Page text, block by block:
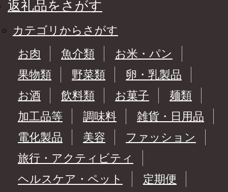
返礼品をさがす
カテゴリからさがす
お肉
魚介類
お米・パン
果物類
野菜類
卵・乳製品
お酒
飲料類 お菓子
麺類
加工品等
調味料
雑貨・日用品
電化製品
美容
ファッション
旅行・アクティビティ
ヘルスケア・ペット
定期便